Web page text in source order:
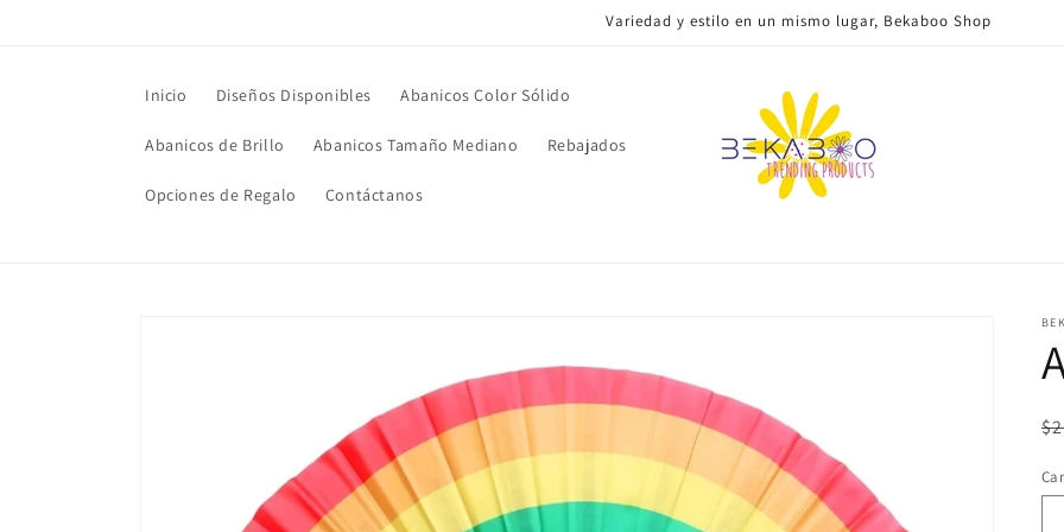
Variedad y estilo en un mismo lugar, Bekaboo Shop
Inicio Diseños Disponibles Abanicos Color Sólido
Abanicos de Brillo Abanicos Tamaño Mediano Rebajados
Opciones de Regalo Contáctanos